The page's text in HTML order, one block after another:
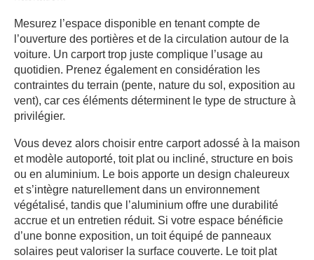
Mesurez l’espace disponible en tenant compte de
l’ouverture des portières et de la circulation autour de la
voiture. Un carport trop juste complique l’usage au
quotidien. Prenez également en considération les
contraintes du terrain (pente, nature du sol, exposition au
vent), car ces éléments déterminent le type de structure à
privilégier.
Vous devez alors choisir entre carport adossé à la maison
et modèle autoporté, toit plat ou incliné, structure en bois
ou en aluminium. Le bois apporte un design chaleureux
et s’intègre naturellement dans un environnement
végétalisé, tandis que l’aluminium offre une durabilité
accrue et un entretien réduit. Si votre espace bénéficie
d’une bonne exposition, un toit équipé de panneaux
solaires peut valoriser la surface couverte. Le toit plat